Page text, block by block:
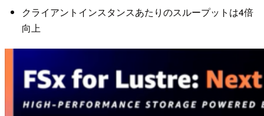
クライアントインスタンスあたりのスループットは4倍
向上